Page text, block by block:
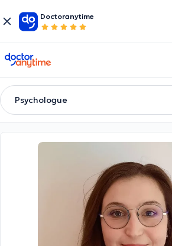
Doctoranytime
doctoranytime
Psychologue